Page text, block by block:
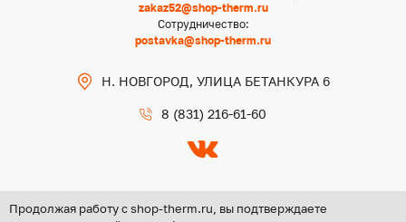
zakaz52@shop-therm.ru
Сотрудничество:
postavka@shop-therm.ru
Н. НОВГОРОД, УЛИЦА БЕТАНКУРА 6
8 (831) 216-61-60
Продолжая работу с shop-therm.ru, вы подтверждаете